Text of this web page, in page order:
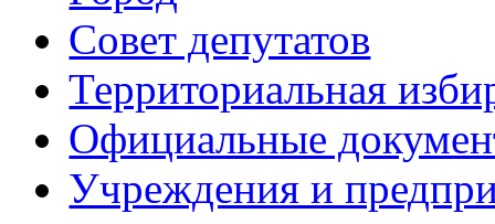
Совет депутатов
Территориальная
Официальные
Учреждения и